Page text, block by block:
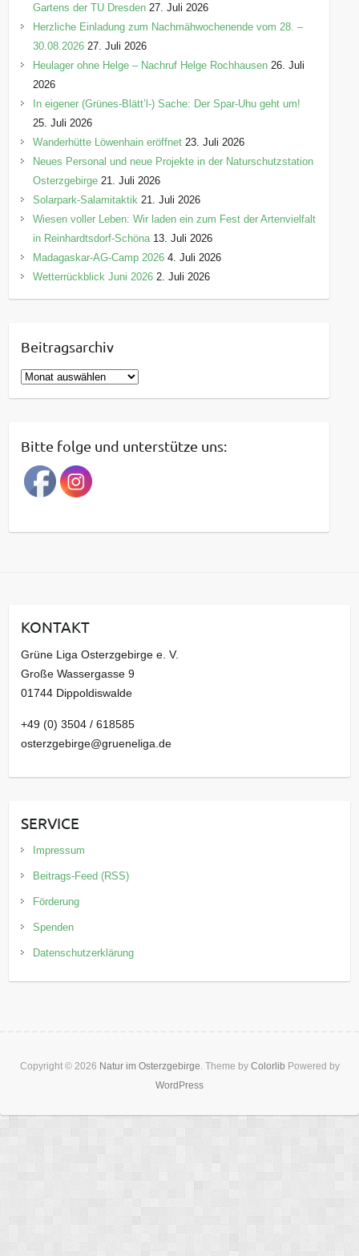
Gartens der TU Dresden 27. Juli 2026
Herzliche Einladung zum Nachmähwochenende vom 28. –
30.08.2026 27. Juli 2026
Heulager ohne Helge – Nachruf Helge Rochhausen 26. Juli
2026
In eigener (Grünes-Blätt’l-) Sache: Der Spar-Uhu geht um!
25. Juli 2026
Wanderhütte Löwenhain eröffnet 23. Juli 2026
Neues Personal und neue Projekte in der Naturschutzstation
Osterzgebirge 21. Juli 2026
Solarpark-Salamitaktik 21. Juli 2026
Wiesen voller Leben: Wir laden ein zum Fest der Artenvielfalt
in Reinhardtsdorf-Schöna 13. Juli 2026
Madagaskar-AG-Camp 2026 4. Juli 2026
Wetterrückblick Juni 2026 2. Juli 2026
Beitragsarchiv
B
e
r
a
g
a
v
Bitte folge und unterstütze uns:
KONTAKT
Grüne Liga Osterzgebirge e. V.
Große Wassergasse 9
01744 Dippoldiswalde
+49 (0) 3504 / 618585
osterzgebirge@grueneliga.de
SERVICE
Impressum
Beitrags-Feed (RSS)
Förderung
Spenden
Datenschutzerklärung
Copyright © 2026 Natur im Osterzgebirge . Theme by Colorlib Powered by
WordPress